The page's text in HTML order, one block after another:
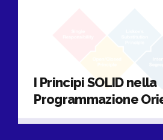
I Principi SOLID nella
Programmazione
Oggetti spiegati in